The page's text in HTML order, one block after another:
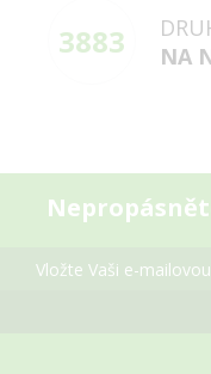
3883
NA